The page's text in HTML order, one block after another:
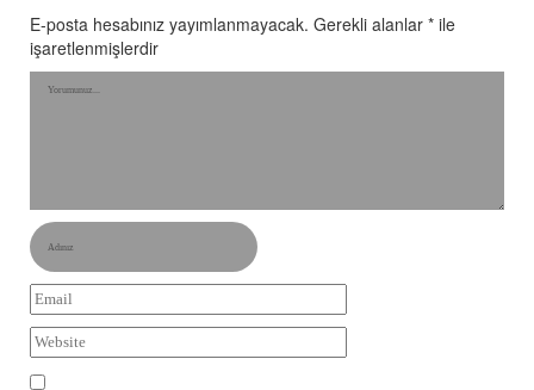
E-posta hesabınız yayımlanmayacak. Gerekli alanlar * ile
işaretlenmişlerdir